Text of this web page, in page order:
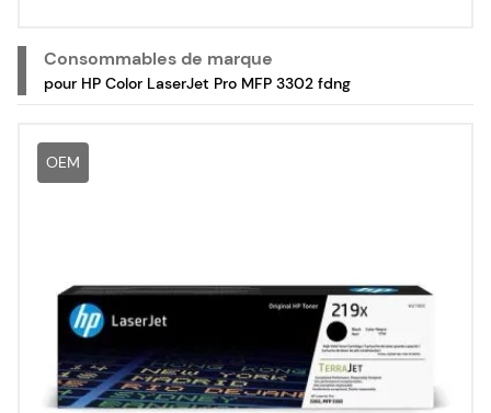
Consommables de marque
pour HP Color LaserJet Pro MFP 3302 fdng
OEM